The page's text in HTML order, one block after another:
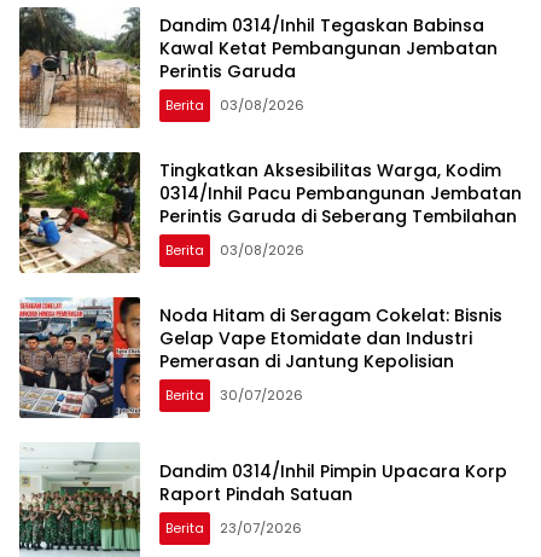
Dandim 0314/Inhil Tegaskan Babinsa
Kawal Ketat Pembangunan Jembatan
Perintis Garuda
Berita 03/08/2026
Tingkatkan Aksesibilitas Warga, Kodim
0314/Inhil Pacu Pembangunan Jembatan
Perintis Garuda di Seberang Tembilahan
Berita 03/08/2026
Noda Hitam di Seragam Cokelat: Bisnis
Gelap Vape Etomidate dan Industri
Pemerasan di Jantung Kepolisian
Berita 30/07/2026
Dandim 0314/Inhil Pimpin Upacara Korp
Raport Pindah Satuan
Berita 23/07/2026